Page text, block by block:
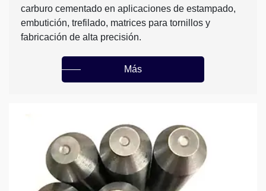
carburo cementado en aplicaciones de estampado,
embutición, trefilado, matrices para tornillos y
fabricación de alta precisión.
Más